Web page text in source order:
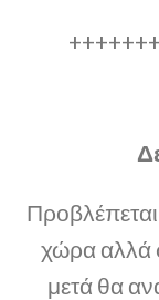
χώρα αλλά
μετά θα